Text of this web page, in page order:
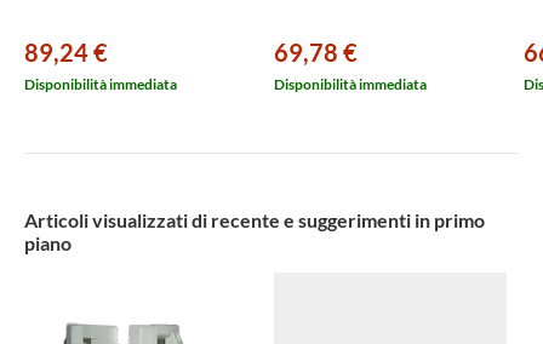
89,24 €
Disponibilità immediata
69,78 €
Disponibilità immediata
Articoli visualizzati di recente e suggerimenti in primo
piano